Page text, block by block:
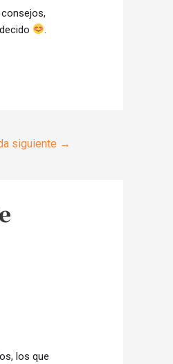
.
siguiente →
los que